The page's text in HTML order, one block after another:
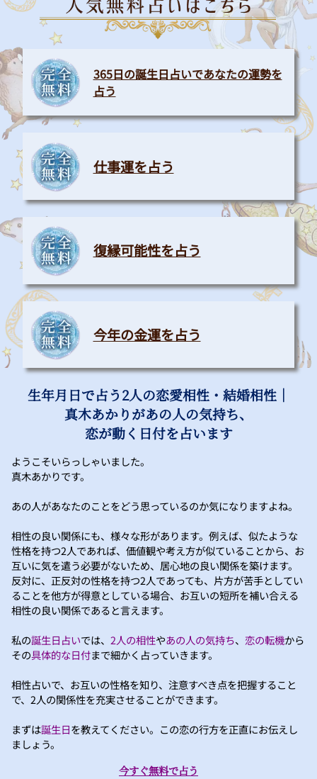
365日の誕生日占いであなたの運勢を
占う
仕事運を占う
復縁可能性を占う
今年の金運を占う
生年月日で占う2人の恋愛相性・結婚相性｜
真木あかりがあの人の気持ち、
恋が動く日付を占います
ようこそいらっしゃいました。
真木あかりです。
あの人があなたのことをどう思っているのか気になりますよね。
相性の良い関係にも、様々な形があります。例えば、似たような
性格を持つ2人であれば、価値観や考え方が似ていることから、お
互いに気を遣う必要がないため、居心地の良い関係を築けます。
反対に、正反対の性格を持つ2人であっても、片方が苦手としてい
ることを他方が得意としている場合、お互いの短所を補い合える
相性の良い関係であると言えます。
私の誕生日占いでは、 2人の相性やあの人の気持ち、 恋の転機から
その具体的な日付まで細かく占っていきます。
相性占いで、お互いの性格を知り、注意すべき点を把握すること
で、2人の関係性を充実させることができます。
まずは誕生日を教えてください。この恋の行方を正直にお伝えし
ましょう。
今すぐ無料で占う